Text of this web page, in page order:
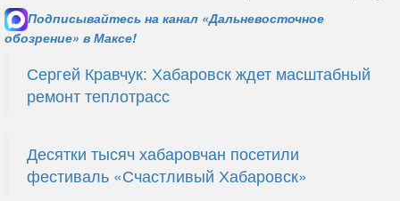
Подписывайтесь на канал «Дальневосточное
обозрение» в Максе!
Сергей Кравчук: Хабаровск ждет масштабный
ремонт теплотрасс
Десятки тысяч хабаровчан посетили
фестиваль «Счастливый Хабаровск»